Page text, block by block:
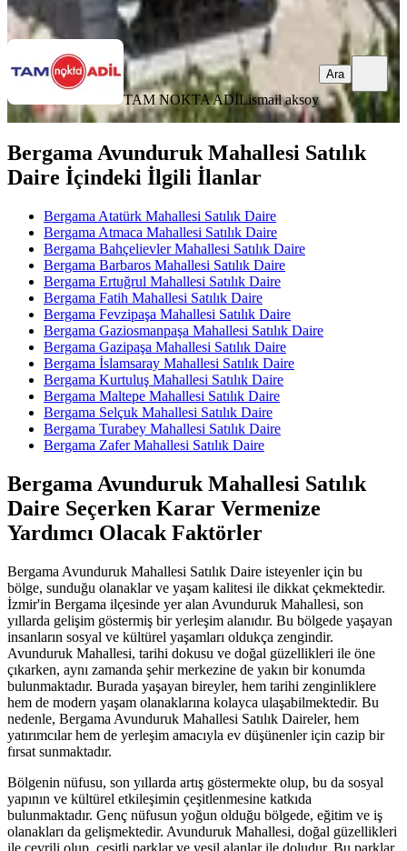
Ara
TAM NOKTA ADİLismail aksoy
Ara
Bergama Avunduruk Mahallesi Satılık
Daire İçindeki İlgili İlanlar
Bergama Atatürk Mahallesi Satılık Daire
Bergama Atmaca Mahallesi Satılık Daire
Bergama Bahçelievler Mahallesi Satılık Daire
Bergama Barbaros Mahallesi Satılık Daire
Bergama Ertuğrul Mahallesi Satılık Daire
Bergama Fatih Mahallesi Satılık Daire
Bergama Fevzipaşa Mahallesi Satılık Daire
Bergama Gaziosmanpaşa Mahallesi Satılık Daire
Bergama Gazipaşa Mahallesi Satılık Daire
Bergama İslamsaray Mahallesi Satılık Daire
Bergama Kurtuluş Mahallesi Satılık Daire
Bergama Maltepe Mahallesi Satılık Daire
Bergama Selçuk Mahallesi Satılık Daire
Bergama Turabey Mahallesi Satılık Daire
Bergama Zafer Mahallesi Satılık Daire
Bergama Avunduruk Mahallesi Satılık
Daire Seçerken Karar Vermenize
Yardımcı Olacak Faktörler
Bergama Avunduruk Mahallesi Satılık Daire isteyenler için bu
bölge, sunduğu olanaklar ve yaşam kalitesi ile dikkat çekmektedir.
İzmir'in Bergama ilçesinde yer alan Avunduruk Mahallesi, son
yıllarda gelişim göstermiş bir yerleşim alanıdır. Bu bölgede yaşayan
insanların sosyal ve kültürel yaşamları oldukça zengindir.
Avunduruk Mahallesi, tarihi dokusu ve doğal güzellikleri ile öne
çıkarken, aynı zamanda şehir merkezine de yakın bir konumda
bulunmaktadır. Burada yaşayan bireyler, hem tarihi zenginliklere
hem de modern yaşam olanaklarına kolayca ulaşabilmektedir. Bu
nedenle, Bergama Avunduruk Mahallesi Satılık Daireler, hem
yatırımcılar hem de yerleşim amacıyla ev düşünenler için cazip bir
fırsat sunmaktadır.
Bölgenin nüfusu, son yıllarda artış göstermekte olup, bu da sosyal
yapının ve kültürel etkileşimin çeşitlenmesine katkıda
bulunmaktadır. Genç nüfusun yoğun olduğu bölgede, eğitim ve iş
olanakları da gelişmektedir. Avunduruk Mahallesi, doğal güzellikleri
ile çevrili olup, çeşitli parklar ve yeşil alanlar ile doludur. Bu parklar,